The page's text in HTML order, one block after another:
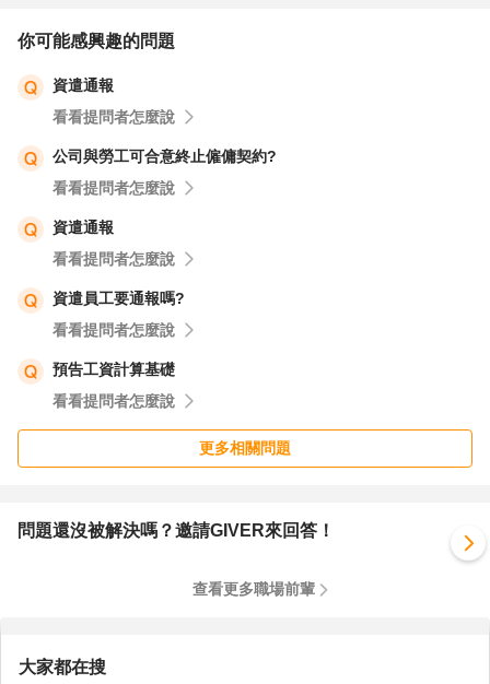
你可能感興趣的問題
資遣通報
看看提問者怎麼說
公司與勞工可合意終止僱傭契約?
看看提問者怎麼說
資遣通報
看看提問者怎麼說
資遣員工要通報嗎?
看看提問者怎麼說
預告工資計算基礎
看看提問者怎麼說
更多相關問題
問題還沒被解決嗎？邀請GIVER來回答！
查看更多職場前輩
大家都在搜